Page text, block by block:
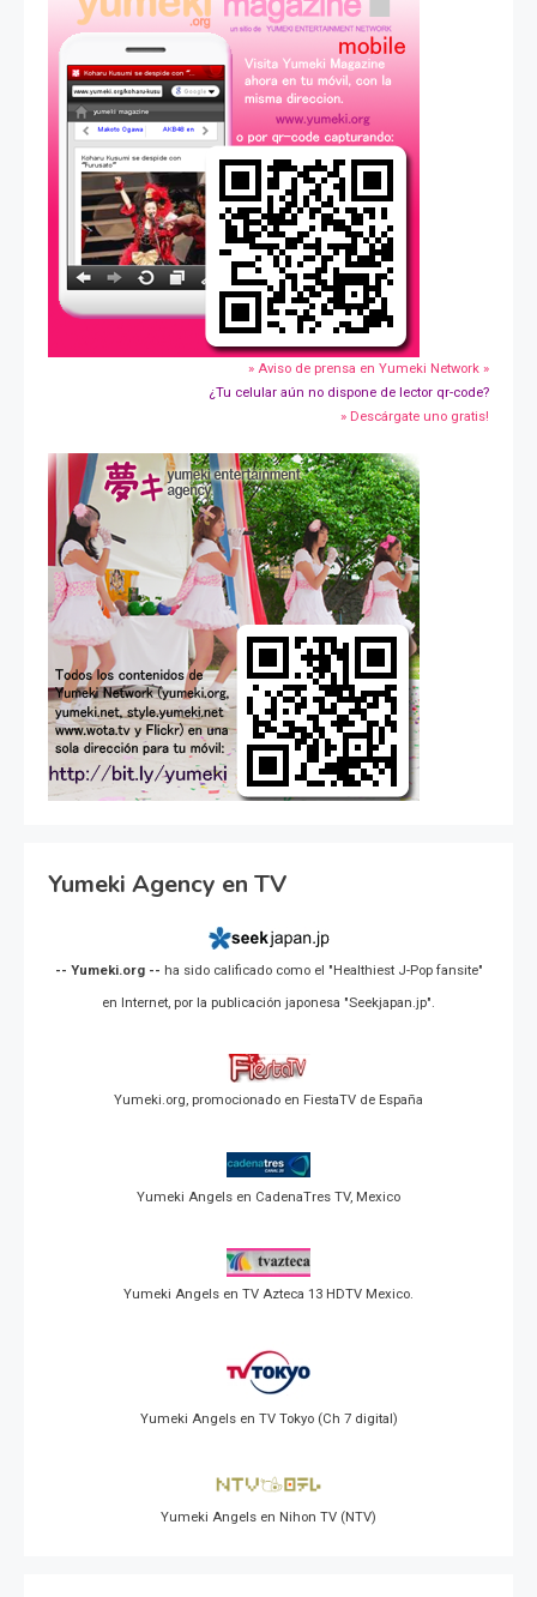
» Aviso de prensa en Yumeki Network »
¿Tu celular aún no dispone de lector qr-code?
» Descárgate uno gratis!
Yumeki Agency en TV
-- Yumeki.org -- ha sido calificado como el "Healthiest J-Pop fansite"
en Internet, por la publicación japonesa "Seekjapan.jp".
Yumeki.org, promocionado en FiestaTV de España
Yumeki Angels en CadenaTres TV, Mexico
Yumeki Angels en TV Azteca 13 HDTV Mexico.
Yumeki Angels en TV Tokyo (Ch 7 digital)
Yumeki Angels en Nihon TV (NTV)